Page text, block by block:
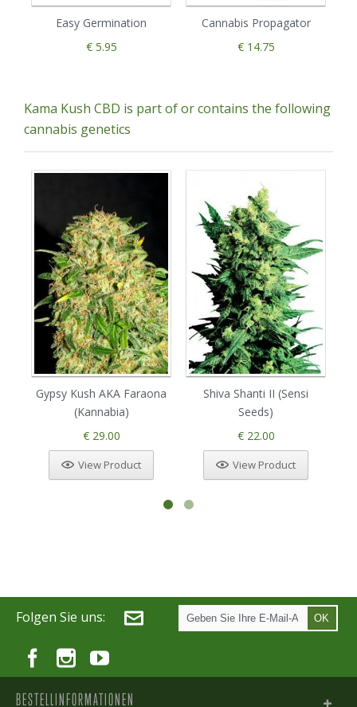
Easy Germination
€ 5.95
Cannabis Propagator
€ 14.75
Kama Kush CBD is part of or contains the following
cannabis genetics
Gypsy Kush AKA Faraona
(Kannabia)
€ 29.00
View Product
Shiva Shanti II (Sensi
Seeds)
€ 22.00
View Product
Folgen Sie uns: OK
BESTELLINFORMATIONEN